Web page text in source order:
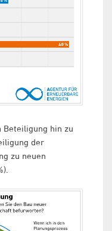
Beteiligung hin zu
der
zu neuen